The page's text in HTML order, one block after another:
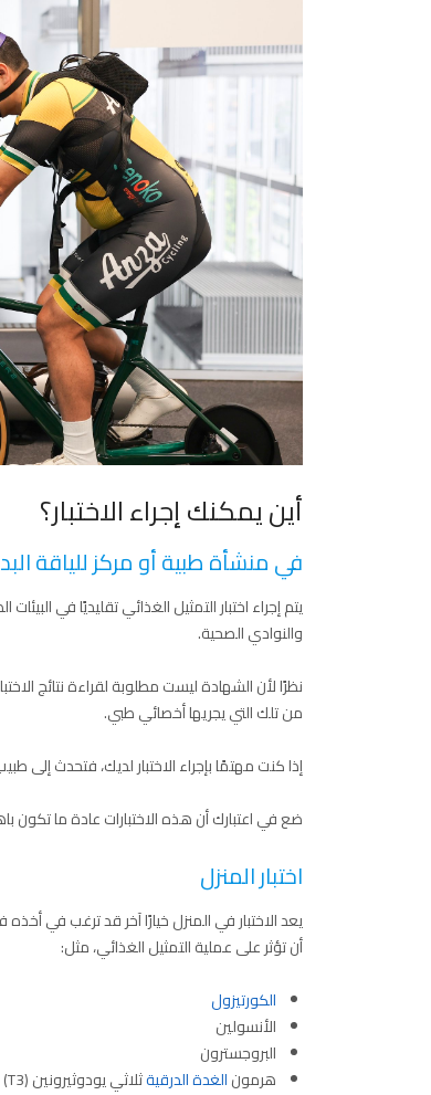
أين يمكنك إجراء الاختبار؟
في منشأة طبية أو مركز للياقة
يتم إجراء اختبار التمثيل الغذائي تقليديًا في
والنوادي الصحية.
نظرًا لأن الشهادة ليست مطلوبة لقراءة نتائج
من تلك التي يجريها أخصائي طبي.
إذا كنت مهتمًا بإجراء الاختبار لديك، فتحدث
ضع في اعتبارك أن هذه الاختبارات عادة ما تكون
اختبار المنزل
يعد الاختبار في المنزل خيارًا آخر قد ترغب في
أن تؤثر على عملية التمثيل الغذائي، مثل:
الكورتيزول
الأنسولين
البروجسترون
هرمونالغدة الدرقيةثلاثي يودوثيرونين (T3)